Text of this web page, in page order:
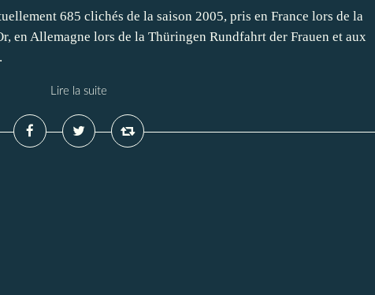
685 clichés de la saison 2005, pris en France lors de la
en Allemagne lors de la Thüringen Rundfahrt der Frauen et aux
Lire la suite